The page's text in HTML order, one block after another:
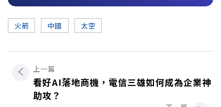
火箭 中國 太空
上一篇
看好AI落地商機，電信三雄如何成為企業神
助攻？